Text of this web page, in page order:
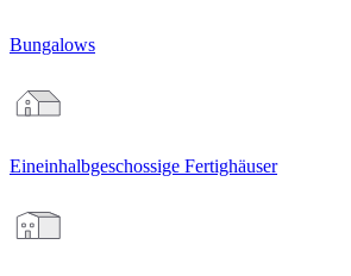
Bungalows
Eineinhalbgeschossige Fertighäuser